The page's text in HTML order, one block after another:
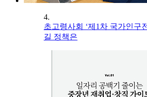
4.
초고령사회 ‘제1차 국가인구
길 정책은